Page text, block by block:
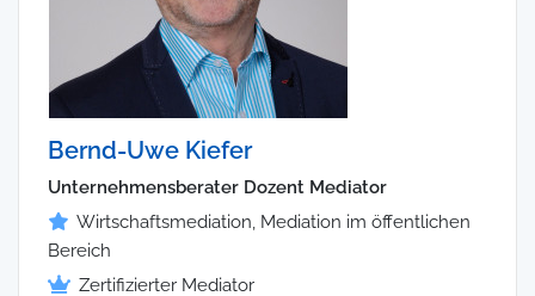
Bernd-Uwe Kiefer
Unternehmensberater Dozent Mediator
Wirtschaftsmediation, Mediation im öffentlichen
Bereich
Zertifizierter Mediator